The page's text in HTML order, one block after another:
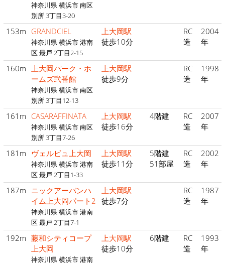
神奈川県 横浜市 南区
別所 3丁目3-20
153m GRANDCIEL
神奈川県 横浜市 港南
区 最戸 2丁目2-15
上大岡駅
徒歩10分
RC
造
2004
年
160m 上大岡パーク・ホ
ームズ弐番館
神奈川県 横浜市 南区
別所 3丁目12-13
上大岡駅
徒歩9分
RC
造
1998
年
161m CASARAFFINATA
神奈川県 横浜市 南区
別所 3丁目7-26
上大岡駅
徒歩16分
4階建
RC
造
2007
年
181m ヴェルビュ上大岡
神奈川県 横浜市 港南
区 最戸 2丁目1-33
上大岡駅
徒歩11分
5階建
51部屋
RC
造
2002
年
187m ニックアーバンハ
イム上大岡パート2
神奈川県 横浜市 港南
区 最戸 2丁目7-1
上大岡駅
徒歩7分
RC
造
1987
年
192m 藤和シティコープ
上大岡
神奈川県 横浜市 港南
上大岡駅
徒歩10分
6階建
RC
造
1993
年